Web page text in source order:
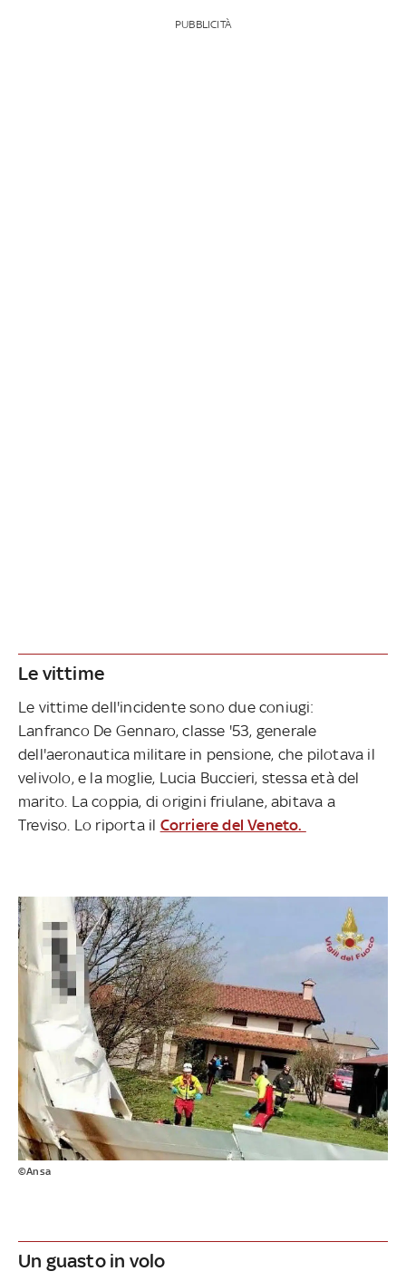
PUBBLICITÀ
Le vittime
Le vittime dell'incidente sono due coniugi:
Lanfranco De Gennaro, classe '53, generale
dell'aeronautica militare in pensione, che pilotava il
velivolo, e la moglie, Lucia Buccieri, stessa età del
marito. La coppia, di origini friulane, abitava a
Treviso. Lo riporta il Corriere del Veneto.
©Ansa
Un guasto in volo